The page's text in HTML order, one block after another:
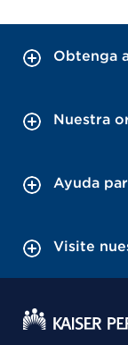
Obtenga
Nuestra
Ayuda
Visite